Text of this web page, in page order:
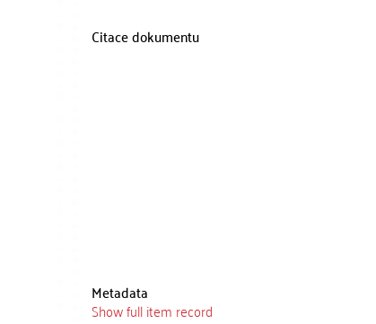
Citace dokumentu
Metadata
Show full item record